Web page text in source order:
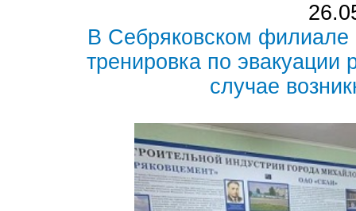
В Себряковском
тренировка по эвакуации
случае